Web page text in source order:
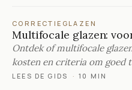
CORRECTIEGLAZEN
Multifocale glazen:
Ontdek of multifocale
kosten en criteria om goed
LEES DE GIDS · 10 MIN